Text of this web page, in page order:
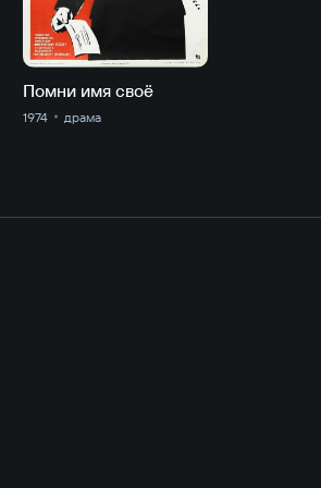
Помни имя своё
1974 драма